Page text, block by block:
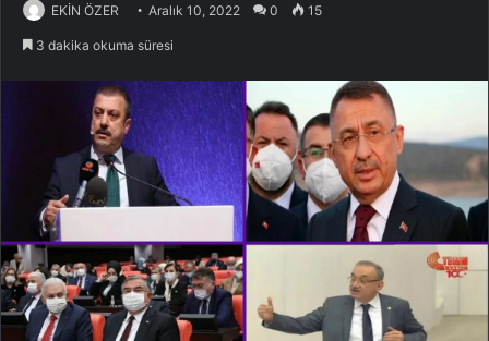
EKİN ÖZER Aralık 10, 2022 0 15
3 dakika okuma süresi